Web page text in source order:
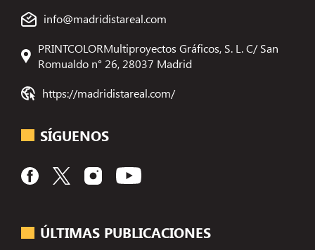
ÚLTIMAS PUBLICACIONES
info@madridistareal.com
PRINTCOLORMultiproyectos Gráficos, S. L. C/ San
Romualdo n° 26, 28037 Madrid
https://madridistareal.com/
SÍGUENOS